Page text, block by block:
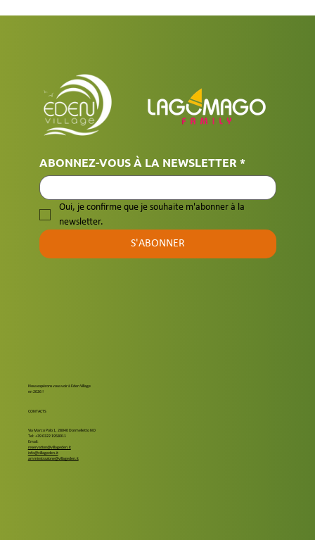
ABONNEZ-VOUS À LA NEWSLETTER *
Oui, je confirme que je souhaite m'abonner à la
newsletter.
S'ABONNER
Nous espérons vous voir à Eden Village
en 2026 !
CONTACTS
Via Marco Polo 1, 28040 Dormelletto NO
Tel: +39 0322 1958011
Email:
reservation@villageden.it
info@villageden.it
amminstrazione@villageden.it